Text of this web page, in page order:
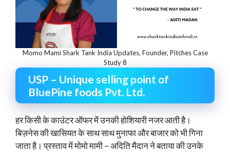
Momo Mami Shark Tank India Updates, Founder, Pitches Case
Study 8
USP – Unique selling point of
BluePine foods Pvt. Ltd.
हर किसी के काउंटर ऑफर में उनकी होशियारी नजर आती है।
बिज़नेस की खासियत के साथ साथ मुनाफा और बाजार को भी गिना
जाता है। प्रस्ताव में मोमो मामी – अदिति मैदान ने बताया की उनके